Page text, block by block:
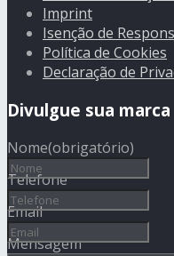
Imprint
Isenção de
Política de Cookies
Declaração de
Divulgue sua marca
Nome(obrigatório)
Telefone
Email
Mensagem